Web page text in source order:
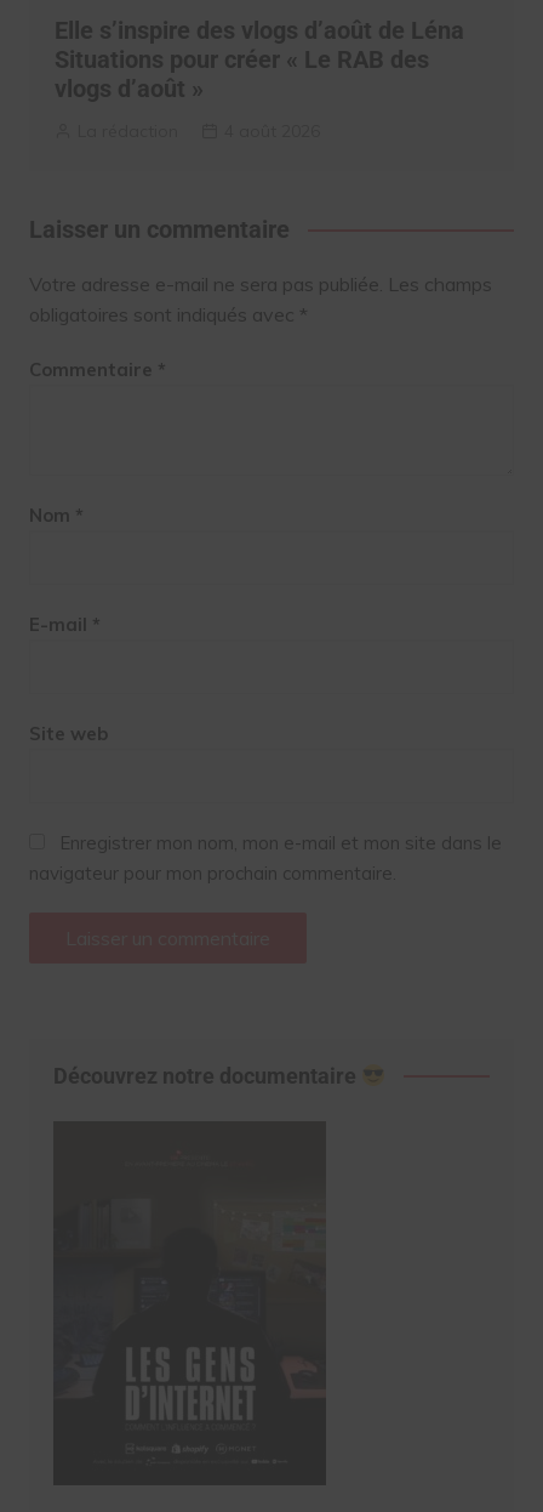
Elle s’inspire des vlogs d’août de Léna
Situations pour créer « Le RAB des
vlogs d’août »
Laisser un commentaire
Votre adresse e-mail ne sera pas publiée. Les champs
obligatoires sont indiqués avec *
Commentaire *
Nom *
E-mail *
Site web
Enregistrer mon nom, mon e-mail et mon site dans le
navigateur pour mon prochain commentaire.
Découvrez notre documentaire